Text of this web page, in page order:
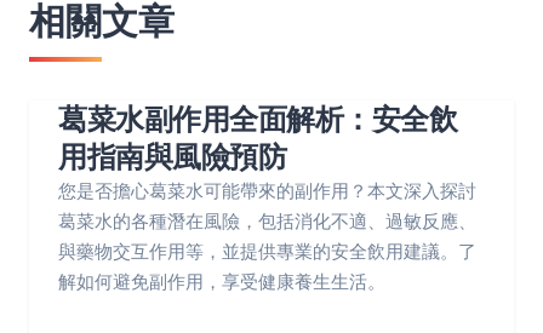
相關文章
葛菜水副作用全面解析：安全飲
用指南與風險預防
您是否擔心葛菜水可能帶來的副作用？本文深入探討
葛菜水的各種潛在風險，包括消化不適、過敏反應、
與藥物交互作用等，並提供專業的安全飲用建議。了
解如何避免副作用，享受健康養生生活。